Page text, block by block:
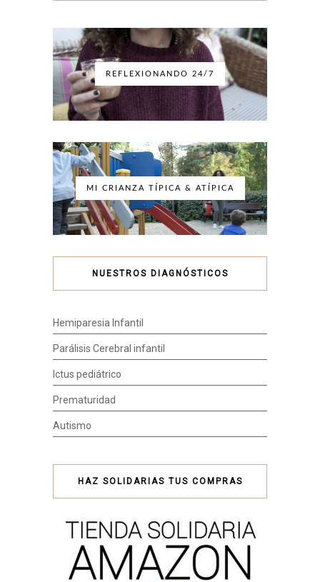
REFLEXIONANDO 24/7
MI CRIANZA TÍPICA & ATÍPICA
NUESTROS DIAGNÓSTICOS
Hemiparesia Infantil
Parálisis Cerebral infantil
Ictus pediátrico
Prematuridad
Autismo
HAZ SOLIDARIAS TUS COMPRAS